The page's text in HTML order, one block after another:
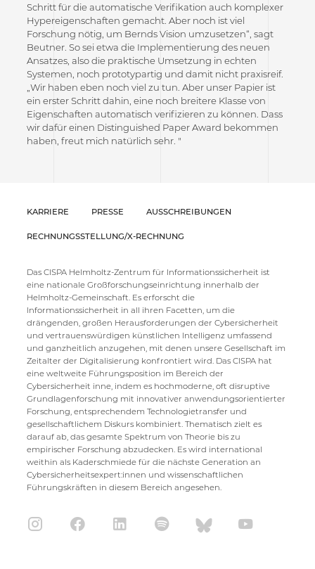
Schritt für die automatische Verifikation auch komplexer
Hypereigenschaften gemacht. Aber noch ist viel
Forschung nötig, um Bernds Vision umzusetzen“, sagt
Beutner. So sei etwa die Implementierung des neuen
Ansatzes, also die praktische Umsetzung in echten
Systemen, noch prototypartig und damit nicht praxisreif.
„Wir haben eben noch viel zu tun. Aber unser Papier ist
ein erster Schritt dahin, eine noch breitere Klasse von
Eigenschaften automatisch verifizieren zu können. Dass
wir dafür einen Distinguished Paper Award bekommen
haben, freut mich natürlich sehr. "
KARRIERE PRESSE AUSSCHREIBUNGEN
RECHNUNGSSTELLUNG/X-RECHNUNG
Das CISPA Helmholtz-Zentrum für Informationssicherheit ist
eine nationale Großforschungseinrichtung innerhalb der
Helmholtz-Gemeinschaft. Es erforscht die
Informationssicherheit in all ihren Facetten, um die
drängenden, großen Herausforderungen der Cybersicherheit
und vertrauenswürdigen künstlichen Intelligenz umfassend
und ganzheitlich anzugehen, mit denen unsere Gesellschaft im
Zeitalter der Digitalisierung konfrontiert wird. Das CISPA hat
eine weltweite Führungsposition im Bereich der
Cybersicherheit inne, indem es hochmoderne, oft disruptive
Grundlagenforschung mit innovativer anwendungsorientierter
Forschung, entsprechendem Technologietransfer und
gesellschaftlichem Diskurs kombiniert. Thematisch zielt es
darauf ab, das gesamte Spektrum von Theorie bis zu
empirischer Forschung abzudecken. Es wird international
weithin als Kaderschmiede für die nächste Generation an
Cybersicherheitsexpert:innen und wissenschaftlichen
Führungskräften in diesem Bereich angesehen.